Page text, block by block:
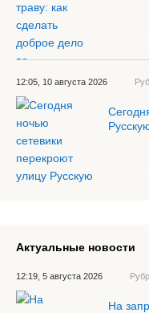
12:05, 10 августа 2026
Актуальные новости
12:19, 5 августа 2026
На